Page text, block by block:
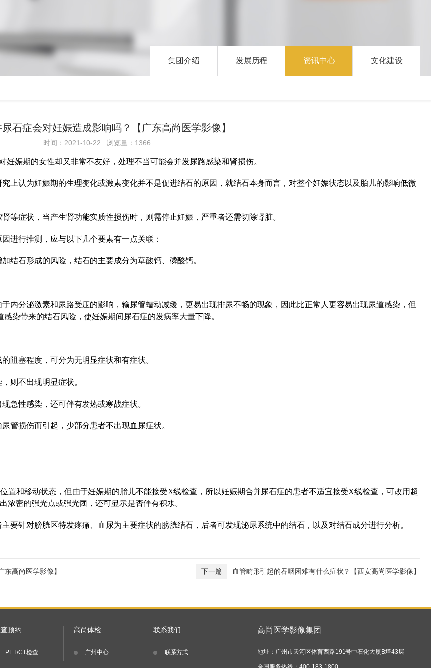
集团介绍 发展历程 资讯中心 文化建设
石症会对妊娠造成影响吗？【广东高尚医学影像】
时间：2021-10-22 浏览量：1366
娠期的女性却又非常不友好，处理不当可能会并发尿路感染和肾损伤。
上认为妊娠期的生理变化或激素变化并不是促进结石的原因，就结石本身而言，对整个妊娠状态以及胎儿的影响低微
等症状，当产生肾功能实质性损伤时，则需停止妊娠，严重者还需切除肾脏。
进行推测，应与以下几个要素有一点关联：
结石形成的风险，结石的主要成分为草酸钙、磷酸钙。
内分泌激素和尿路受压的影响，输尿管蠕动减缓，更易出现排尿不畅的现象，因此比正常人更容易出现尿道感染，但
染带来的结石风险，使妊娠期间尿石症的发病率大量下降。
阻塞程度，可分为无明显症状和有症状。
则不出现明显症状。
急性感染，还可伴有发热或寒战症状。
管损伤而引起，少部分患者不出现血尿症状。
置和移动状态，但由于妊娠期的胎儿不能接受X线检查，所以妊娠期合并尿石症的患者不适宜接受X线检查，可改用超
浓密的强光点或强光团，还可显示是否伴有积水。
要针对膀胱区特发疼痛、血尿为主要症状的膀胱结石，后者可发现泌尿系统中的结石，以及对结石成分进行分析。
高尚医学影像】 下一篇 血管畸形引起的吞咽困难有什么症状？【西安高尚医学影像】
高尚医学影像集团
地址：广州市天河区体育西路191号中石化大厦B塔43层
全国服务热线：400-183-1800
预约
PET/CT检查
高尚体检
广州中心
联系我们
联系方式